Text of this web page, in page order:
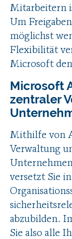
Mitarbeitern
Um
möglichst
Flexibilität
Microsoft
Microsoft
zentraler
Mithilfe von
Verwaltung
versetzt Sie
abzubilden.
Sie also alle